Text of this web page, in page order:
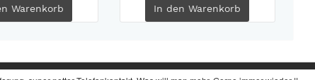
Warenkorb In den Warenkorb